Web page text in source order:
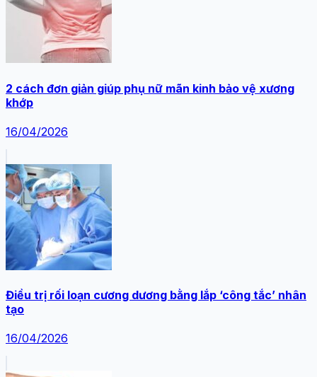
2 cách đơn giản giúp phụ nữ mãn kinh bảo vệ xương
khớp
16/04/2026
Điều trị rối loạn cương dương bằng lắp ‘công tắc’ nhân
tạo
16/04/2026